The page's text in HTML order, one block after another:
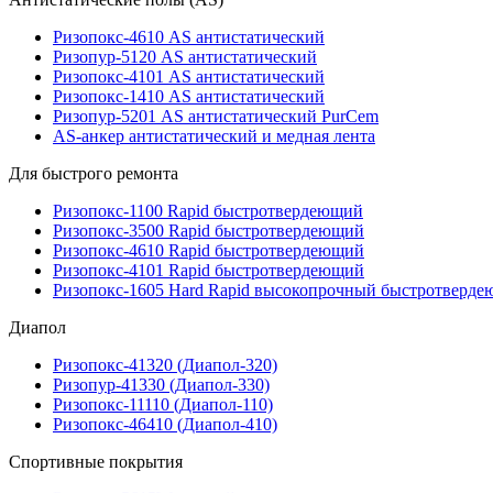
Ризопокс-4610 AS антистатический
Ризопур-5120 AS антистатический
Ризопокс-4101 AS антистатический
Ризопокс-1410 AS антистатический
Ризопур-5201 AS антистатический PurCem
AS-анкер антистатический и медная лента
Для быстрого ремонта
Ризопокс-1100 Rapid быстротвердеющий
Ризопокс-3500 Rapid быстротвердеющий
Ризопокс-4610 Rapid быстротвердеющий
Ризопокс-4101 Rapid быстротвердеющий
Ризопокс-1605 Hard Rapid высокопрочный
Диапол
Ризопокс-41320 (Диапол-320)
Ризопур-41330 (Диапол-330)
Ризопокс-11110 (Диапол-110)
Ризопокс-46410 (Диапол-410)
Спортивные покрытия